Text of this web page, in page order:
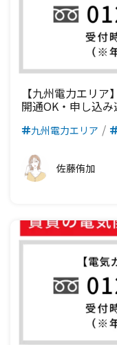
【九州電力エリ
開通OK・申し込み
九州電力エリア
佐藤侑加